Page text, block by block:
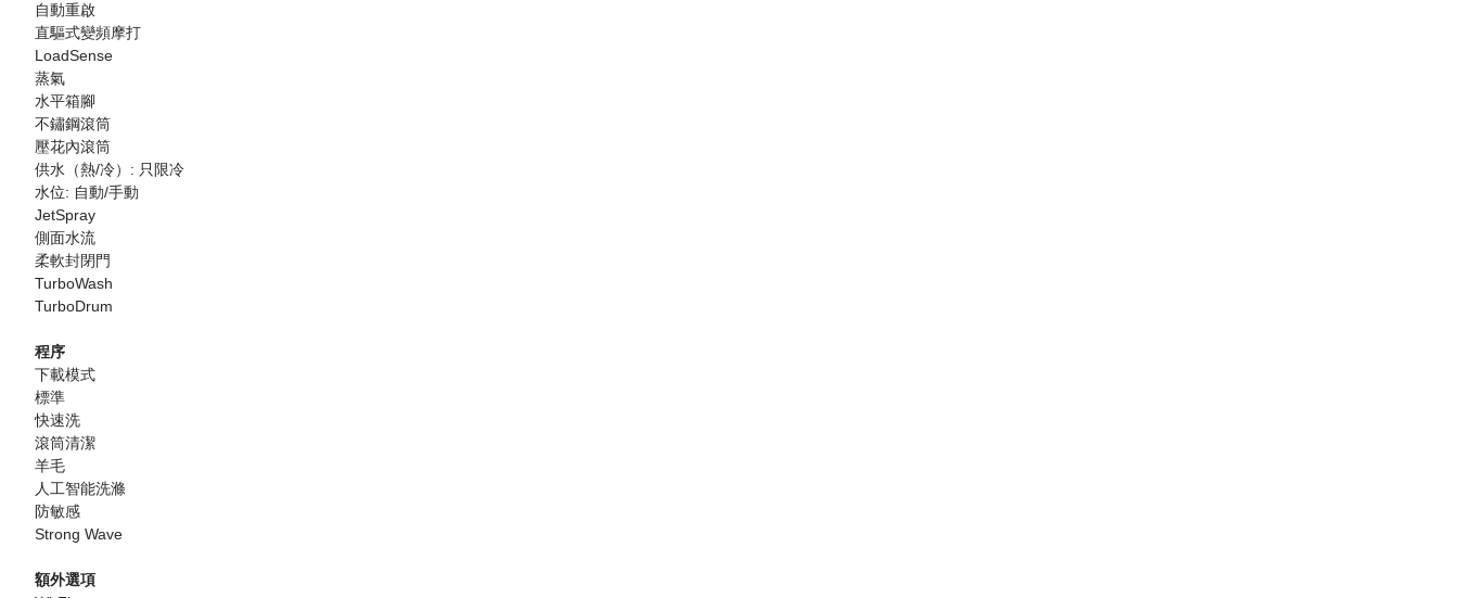
自動重啟
直驅式變頻摩打
LoadSense
蒸氣
水平箱腳
不鏽鋼滾筒
壓花內滾筒
供水（熱/冷）: 只限冷
水位: 自動/手動
JetSpray
側面水流
柔軟封閉門
TurboWash
TurboDrum
程序
下載模式
標準
快速洗
滾筒清潔
羊毛
人工智能洗滌
防敏感
Strong Wave
額外選項